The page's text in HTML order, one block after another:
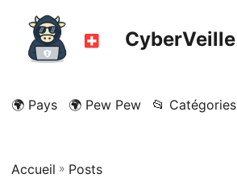
CyberVeille
🌍 Pays 🌍 Pew Pew 📂 Catégories
Accueil » Posts